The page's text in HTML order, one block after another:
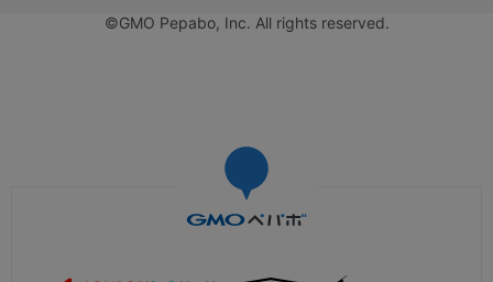
©GMO Pepabo, Inc. All rights reserved.